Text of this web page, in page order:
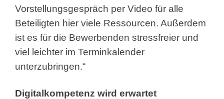
Vorstellungsgespräch per Video für alle
Beteiligten hier viele Ressourcen. Außerdem
ist es für die Bewerbenden stressfreier und
viel leichter im Terminkalender
unterzubringen.“
Digitalkompetenz wird erwartet